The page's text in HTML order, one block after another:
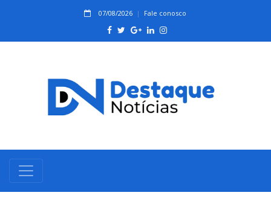
07/08/2026 Fale conosco